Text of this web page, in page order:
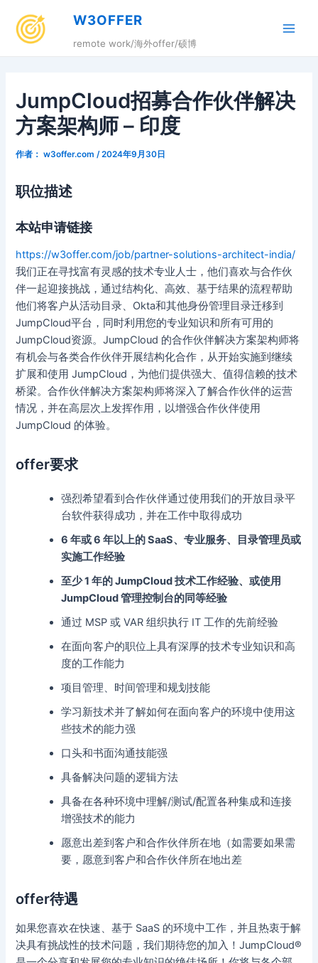
W3OFFER
remote work/海外offer/硕博
JumpCloud招募合作伙伴解决
方案架构师 – 印度
作者： w3offer.com /2024年9月30日
职位描述
本站申请链接
https://w3offer.com/job/partner-solutions-architect-india/
我们正在寻找富有灵感的技术专业人士，他们喜欢与合作伙
伴一起迎接挑战，通过结构化、高效、基于结果的流程帮助
他们将客户从活动目录、Okta和其他身份管理目录迁移到
JumpCloud平台，同时利用您的专业知识和所有可用的
JumpCloud资源。JumpCloud 的合作伙伴解决方案架构师将
有机会与各类合作伙伴开展结构化合作，从开始实施到继续
扩展和使用 JumpCloud，为他们提供强大、值得信赖的技术
桥梁。合作伙伴解决方案架构师将深入了解合作伙伴的运营
情况，并在高层次上发挥作用，以增强合作伙伴使用
JumpCloud 的体验。
offer要求
强烈希望看到合作伙伴通过使用我们的开放目录平
台软件获得成功，并在工作中取得成功
6 年或 6 年以上的 SaaS、专业服务、目录管理员或
实施工作经验
至少 1 年的 JumpCloud 技术工作经验、或使用
JumpCloud 管理控制台的同等经验
通过 MSP 或 VAR 组织执行 IT 工作的先前经验
在面向客户的职位上具有深厚的技术专业知识和高
度的工作能力
项目管理、时间管理和规划技能
学习新技术并了解如何在面向客户的环境中使用这
些技术的能力强
口头和书面沟通技能强
具备解决问题的逻辑方法
具备在各种环境中理解/测试/配置各种集成和连接
增强技术的能力
愿意出差到客户和合作伙伴所在地（如需要如果需
要，愿意到客户和合作伙伴所在地出差
offer待遇
如果您喜欢在快速、基于 SaaS 的环境中工作，并且热衷于解
决具有挑战性的技术问题，我们期待您的加入！JumpCloud®